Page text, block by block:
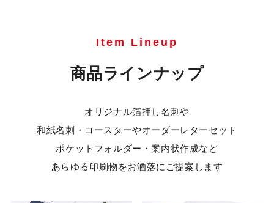
Item Lineup
商品ラインナップ
オリジナル箔押し名刺や
和紙名刺・コースターやオーダーレターセット
ポケットフォルダー・案内状作成など
あらゆる印刷物をお洒落にご提案します